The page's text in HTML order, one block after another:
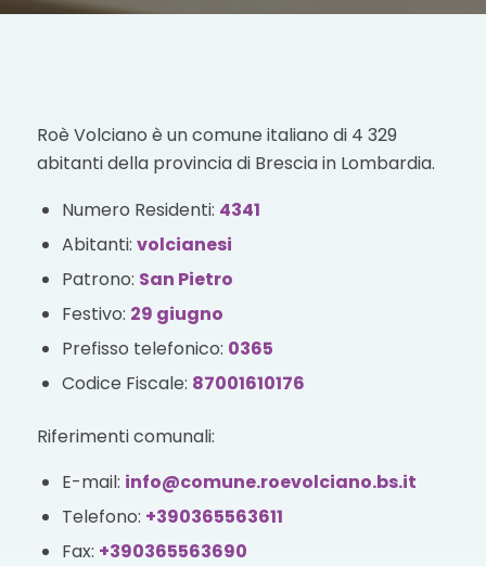
Roè Volciano è un comune italiano di 4 329
abitanti della provincia di Brescia in Lombardia.
Numero Residenti: 4341
Abitanti: volcianesi
Patrono: San Pietro
Festivo: 29 giugno
Prefisso telefonico: 0365
Codice Fiscale: 87001610176
Riferimenti comunali:
E-mail: info@comune.roevolciano.bs.it
Telefono: +390365563611
Fax: +390365563690